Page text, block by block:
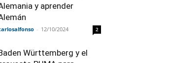
y aprender
- 12/10/2024 2
Württemberg y el